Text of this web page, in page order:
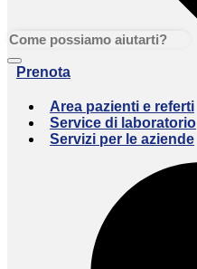
Prenota
Area pazienti e referti
Service di laboratorio
Servizi per le aziende